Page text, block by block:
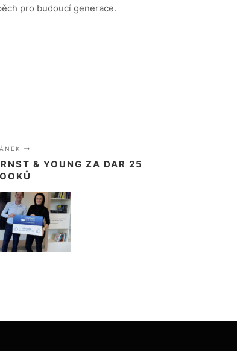
pro budoucí generace.
& YOUNG ZA DAR 25